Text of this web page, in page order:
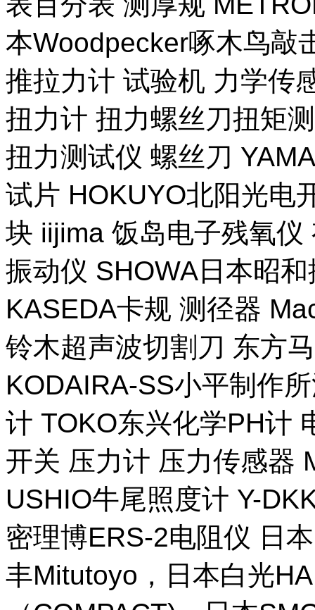
本Woodpecker啄木鸟敲
推拉力计 试验机 力学传
扭力计 扭力螺丝刀扭矩
扭力测试仪 螺丝刀
试片 HOKUYO北阳光电
块 iijima 饭岛电子残氧
振动仪 SHOWA日本昭
KASEDA卡规 测径器
铃木超声波切割刀 东方
KODAIRA-SS小平制作
计 TOKO东兴化学PH计
开关 压力计 压力传感器
USHIO牛尾照度计 Y-
密理博ERS-2电阻仪 日
丰Mitutoyo，日本白光